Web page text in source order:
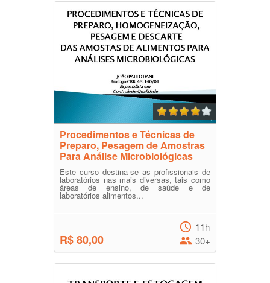
Procedimentos e Técnicas de
Preparo, Pesagem de Amostras
Para Análise Microbiológicas
Este curso destina-se as profissionais de
laboratórios nas mais diversas, tais como
áreas de ensino, de saúde e de
laboratórios alimentos...
R$ 80,00
11h
30+